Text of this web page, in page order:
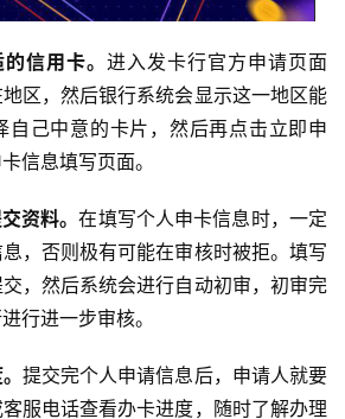
信用卡。 进入发卡行官方申请页面
区，然后银行系统会显示这一地区能
自己中意的卡片，然后再点击立即申
信息填写页面。
资料。在填写个人申卡信息时，一定
，否则极有可能在审核时被拒。填写
，然后系统会进行自动初审，初审完
行进一步审核。
提交完个人申请信息后，申请人就要
服电话查看办卡进度，随时了解办理